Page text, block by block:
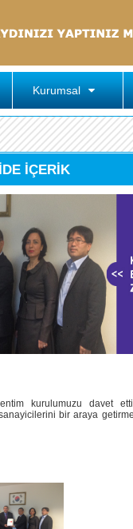
Kurumsal
İÇERİK
kurulumuzu davet
bir araya